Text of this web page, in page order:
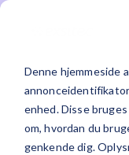
Denne hjemmeside
enhed. Disse
om, hvordan du
genkende dig.